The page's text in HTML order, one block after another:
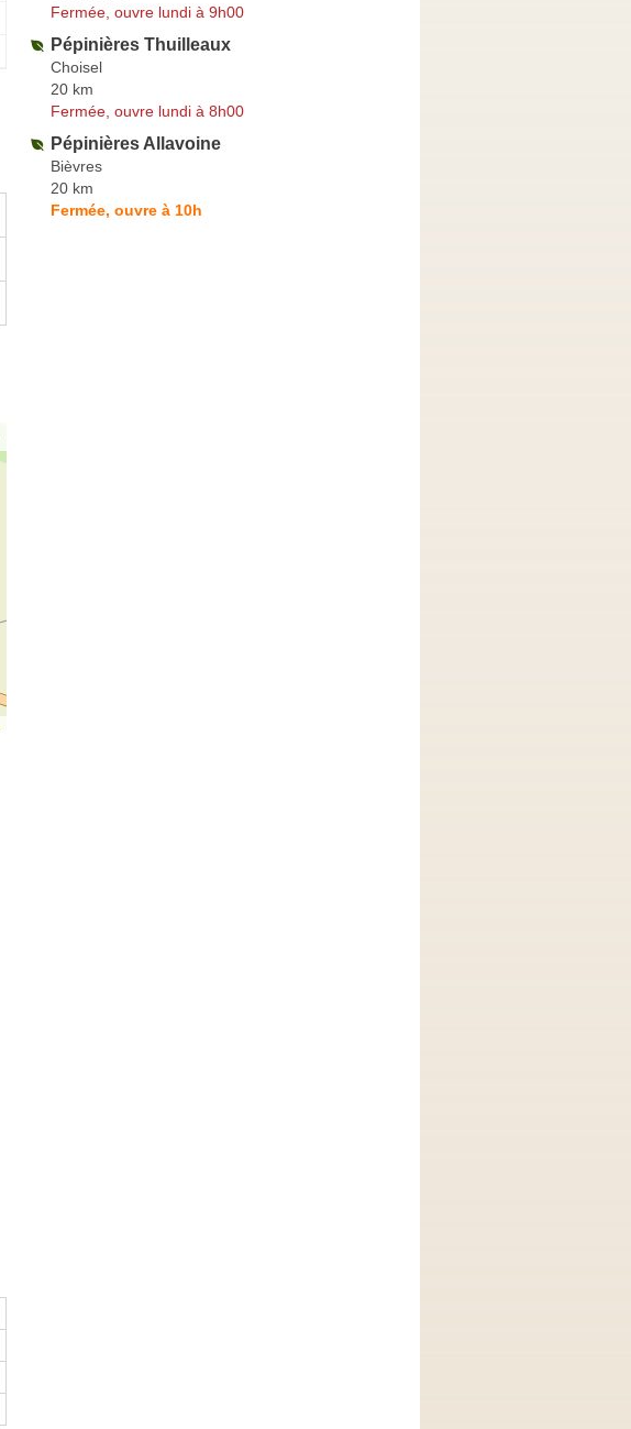
Fermée, ouvre lundi à 9h00
Pépinières Thuilleaux
Choisel
20 km
Fermée, ouvre lundi à 8h00
Pépinières Allavoine
Bièvres
20 km
Fermée, ouvre à 10h